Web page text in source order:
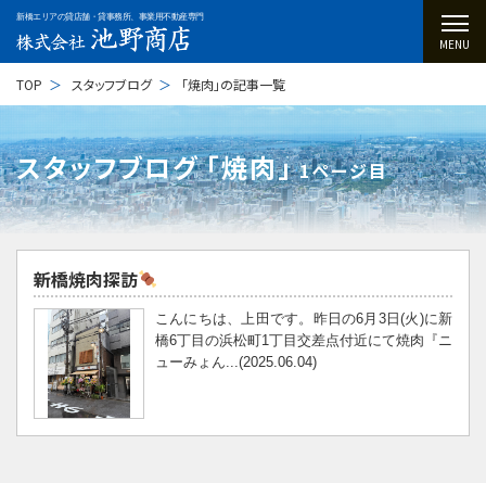
新橋エリアの貸店舗・貸事務所、事業用不動産専門
MENU
TOP スタッフブログ 「焼肉」の記事一覧
スタッフブログ ｢焼肉｣1ページ目
新橋焼肉探訪
こんにちは、上田です。昨日の6月3日(火)に新
橋6丁目の浜松町1丁目交差点付近にて焼肉『ニ
ューみょん...(2025.06.04)